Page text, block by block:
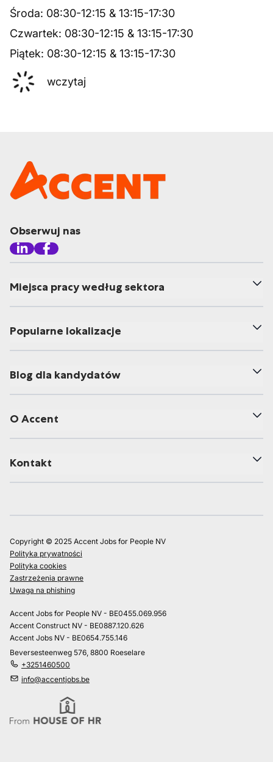
Środa: 08:30-12:15 & 13:15-17:30
Czwartek: 08:30-12:15 & 13:15-17:30
Piątek: 08:30-12:15 & 13:15-17:30
wczytaj
Obserwuj nas
Miejsca pracy według sektora
Popularne lokalizacje
Blog dla kandydatów
O Accent
Kontakt
Copyright © 2025 Accent Jobs for People NV
Polityka prywatności
Polityka cookies
Zastrzeżenia prawne
Uwaga na phishing
Accent Jobs for People NV - BE0455.069.956
Accent Construct NV - BE0887.120.626
Accent Jobs NV - BE0654.755.146
Beversesteenweg 576, 8800 Roeselare
+3251460500
info@accentjobs.be